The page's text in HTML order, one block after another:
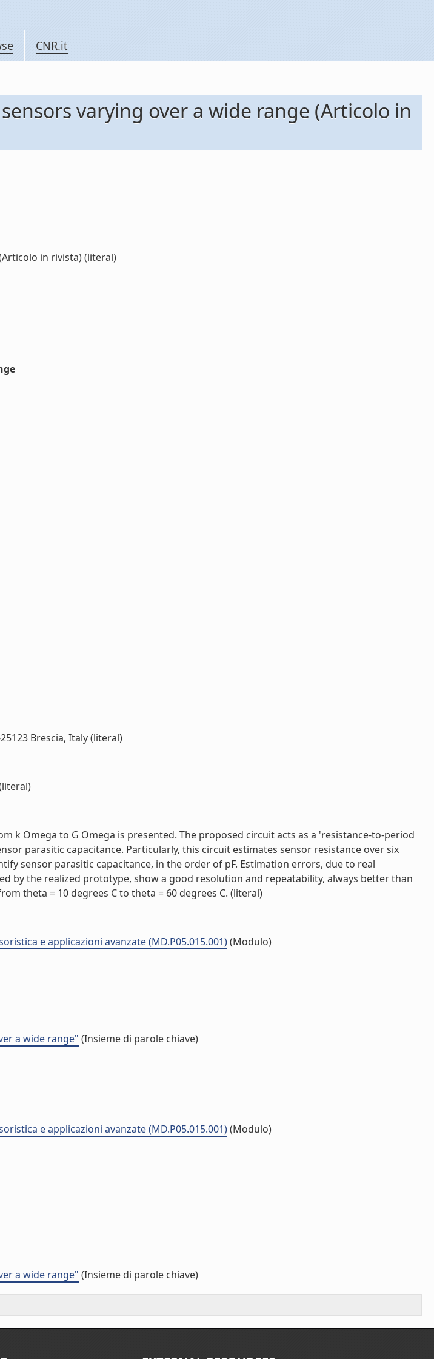
CNR.it
varying over a wide range (Articolo in
in rivista) (literal)
Brescia, Italy (literal)
k Omega to G Omega is presented. The proposed circuit acts as a 'resistance-to-period
parasitic capacitance. Particularly, this circuit estimates sensor resistance over six
sensor parasitic capacitance, in the order of pF. Estimation errors, due to real
by the realized prototype, show a good resolution and repeatability, always better than
theta = 10 degrees C to theta = 60 degrees C. (literal)
e applicazioni avanzate (MD.P05.015.001)(Modulo)
a wide range" (Insieme di parole chiave)
e applicazioni avanzate (MD.P05.015.001)(Modulo)
a wide range" (Insieme di parole chiave)